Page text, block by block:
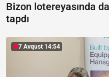
Bizon lotereyasında
tapdı
7 Avqust 14:54